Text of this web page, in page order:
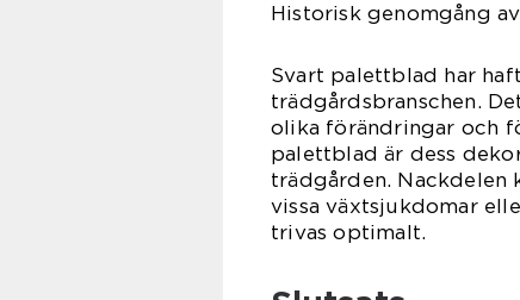
Historisk genomgång
Svart palettblad har
trädgårdsbranschen.
olika förändringar och
palettblad är dess
trädgården. Nackdelen
vissa växtsjukdomar
trivas optimalt.